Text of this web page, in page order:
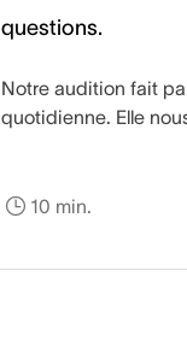
questions.
Notre audition fait
quotidienne. Elle
auditive peut avoir
notre qualité de vie.
10 min.